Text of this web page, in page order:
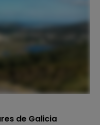
de Galicia